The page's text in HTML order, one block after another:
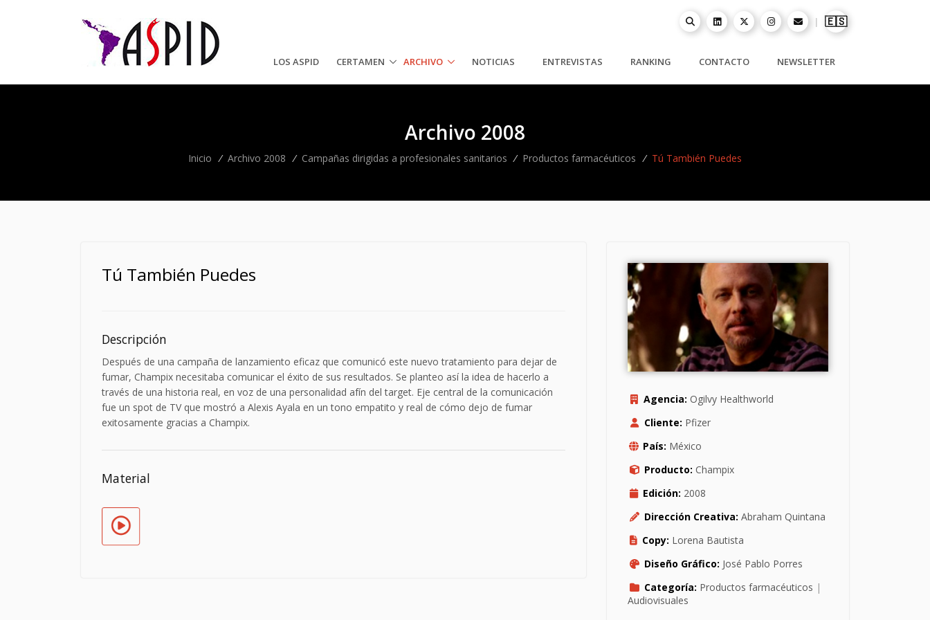
| 🇪🇸
LOS ASPID CERTAMEN ARCHIVO NOTICIAS ENTREVISTAS RANKING CONTACTO NEWSLETTER
Archivo 2008
Inicio / Archivo 2008 / Campañas dirigidas a profesionales sanitarios / Productos farmacéuticos / Tú También Puedes
Tú También Puedes
Descripción
Después de una campaña de lanzamiento eficaz que comunicó este nuevo tratamiento para dejar de
fumar, Champix necesitaba comunicar el éxito de sus resultados. Se planteo así la idea de hacerlo a
través de una historia real, en voz de una personalidad afín del target. Eje central de la comunicación
fue un spot de TV que mostró a Alexis Ayala en un tono empatito y real de cómo dejo de fumar
exitosamente gracias a Champix.
Material
Agencia: Ogilvy Healthworld
Cliente: Pfizer
País: México
Producto: Champix
Edición: 2008
Dirección Creativa: Abraham Quintana
Copy: Lorena Bautista
Diseño Gráfico: José Pablo Porres
Categoría: Productos farmacéuticos |
Audiovisuales